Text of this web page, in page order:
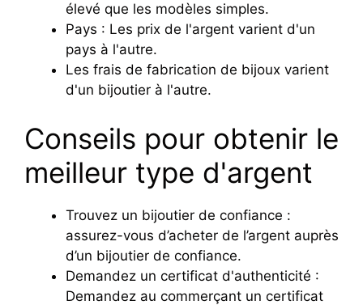
élevé que les modèles simples.
Pays : Les prix de l'argent varient d'un
pays à l'autre.
Les frais de fabrication de bijoux varient
d'un bijoutier à l'autre.
Conseils pour obtenir le
meilleur type d'argent
Trouvez un bijoutier de confiance :
assurez-vous d’acheter de l’argent auprès
d’un bijoutier de confiance.
Demandez un certificat d'authenticité :
Demandez au commerçant un certificat